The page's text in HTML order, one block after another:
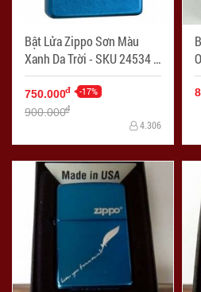
Bật Lửa Zippo Sơn Màu
Xanh Da Trời - SKU 24534 –
Zippo Cerulean Blue - Mã
SP: ZPC0809
750.000đ -17%
900.000đ
4.306